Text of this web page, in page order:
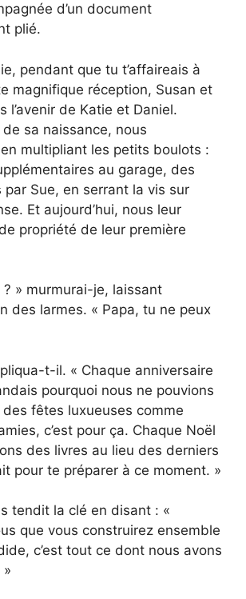
d’un document
plié.
pendant que tu t’affaireais à
magnifique réception, Susan et
l’avenir de Katie et Daniel.
sa naissance, nous
multipliant les petits boulots :
au garage, des
par Sue, en serrant la vis sur
Et aujourd’hui, nous leur
propriété de leur première
? » murmurai-je, laissant
des larmes. « Papa, tu ne peux
t-il. « Chaque anniversaire
pourquoi nous ne pouvions
fêtes luxueuses comme
c’est pour ça. Chaque Noël
des livres au lieu des derniers
pour te préparer à ce moment. »
tendit la clé en disant : «
que vous construirez ensemble
c’est tout ce dont nous avons